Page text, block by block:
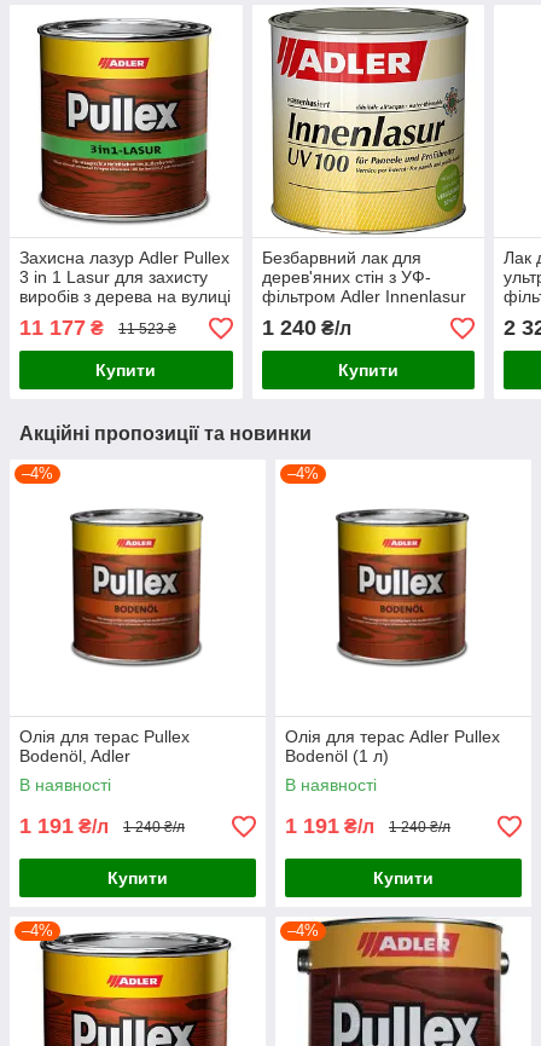
Захисна лазур Adler Pullex
3 in 1 Lasur для захисту
виробів з дерева на вулиці
9,5 л колір Sipo
11 177 ₴ 11 523 ₴
Купити
Безбарвний лак для
дерев'яних стін з УФ-
фільтром Adler Innenlasur
UV100
1 240₴/л
Купити
Лак
2
Акційні пропозиції та новинки
–4%
Олія для терас Pullex
Bodenöl, Adler
В наявності
1 191 ₴/л 1 240 ₴/л
Купити
–4%
Олія для терас Adler Pullex
Bodenöl (1 л)
В наявності
1 191 ₴/л 1 240 ₴/л
Купити
–4% –4%